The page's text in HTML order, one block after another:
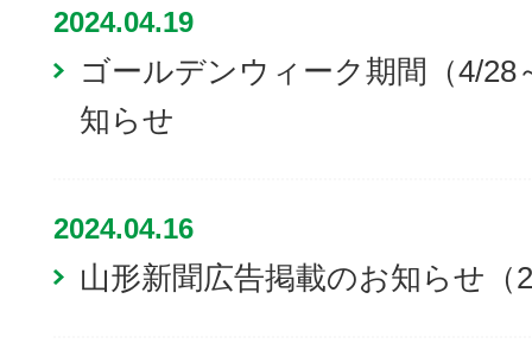
2024.04.19
ゴールデンウィーク期間（4/
知らせ
2024.04.16
山形新聞広告掲載のお知らせ（